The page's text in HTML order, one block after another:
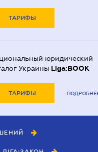
ТАРИФЫ
юридический
Украины Liga:BOOK
ТАРИФЫ